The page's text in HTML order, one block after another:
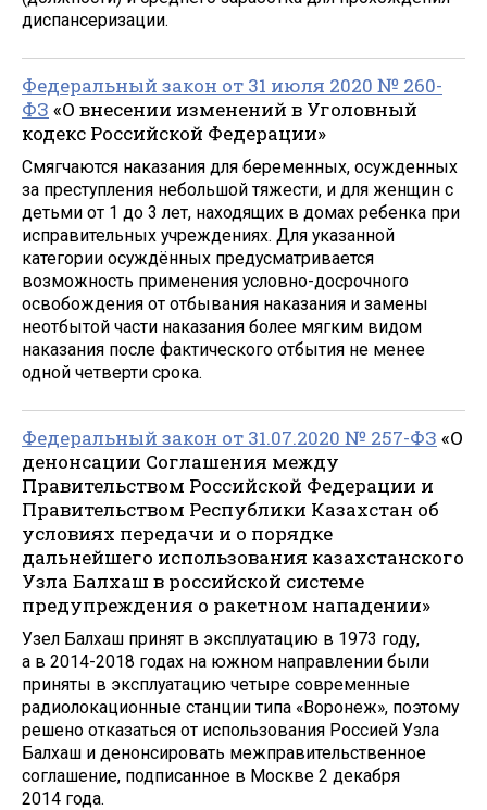
диспансеризации.
Федеральный закон от 31 июля 2020 № 260-
ФЗ «О внесении изменений в Уголовный
кодекс Российской Федерации»
Смягчаются наказания для беременных, осужденных
за преступления небольшой тяжести, и для женщин с
детьми от 1 до 3 лет, находящих в домах ребенка при
исправительных учреждениях. Для указанной
категории осуждённых предусматривается
возможность применения условно-досрочного
освобождения от отбывания наказания и замены
неотбытой части наказания более мягким видом
наказания после фактического отбытия не менее
одной четверти срока.
Федеральный закон от 31.07.2020 № 257-ФЗ «О
денонсации Соглашения между
Правительством Российской Федерации и
Правительством Республики Казахстан об
условиях передачи и о порядке
дальнейшего использования казахстанского
Узла Балхаш в российской системе
предупреждения о ракетном нападении»
Узел Балхаш принят в эксплуатацию в 1973 году,
а в 2014-2018 годах на южном направлении были
приняты в эксплуатацию четыре современные
радиолокационные станции типа «Воронеж», поэтому
решено отказаться от использования Россией Узла
Балхаш и денонсировать межправительственное
соглашение, подписанное в Москве 2 декабря
2014 года.